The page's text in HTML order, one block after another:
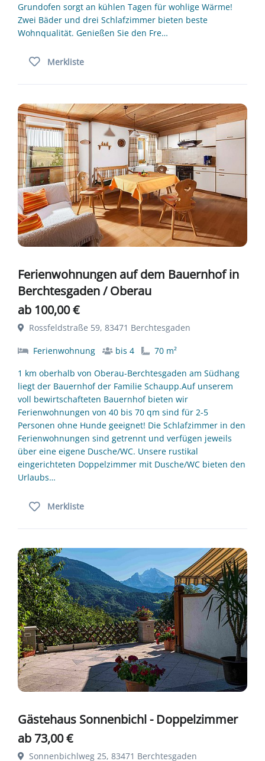
Grundofen sorgt an kühlen Tagen für wohlige Wärme!
Zwei Bäder und drei Schlafzimmer bieten beste
Wohnqualität. Genießen Sie den Fre…
Merkliste
Ferienwohnungen auf dem Bauernhof in
Berchtesgaden / Oberau
ab 100,00 €
Rossfeldstraße 59, 83471 Berchtesgaden
Ferienwohnung bis 4
70 m²
1 km oberhalb von Oberau-Berchtesgaden am Südhang
liegt der Bauernhof der Familie Schaupp.Auf unserem
voll bewirtschafteten Bauernhof bieten wir
Ferienwohnungen von 40 bis 70 qm sind für 2-5
Personen ohne Hunde geeignet! Die Schlafzimmer in den
Ferienwohnungen sind getrennt und verfügen jeweils
über eine eigene Dusche/WC. Unsere rustikal
eingerichteten Doppelzimmer mit Dusche/WC bieten den
Urlaubs…
Merkliste
Gästehaus Sonnenbichl - Doppelzimmer
ab 73,00 €
Sonnenbichlweg 25, 83471 Berchtesgaden